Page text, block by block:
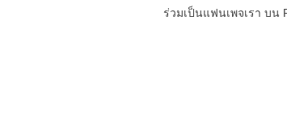
ร่วมเป็นแฟนเพจเรา บน